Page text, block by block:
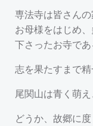
専法寺は皆さんの
お母様をはじめ
下さったお寺であ
志を果たすまで精
尾関山は青く萌
どうか、故郷に